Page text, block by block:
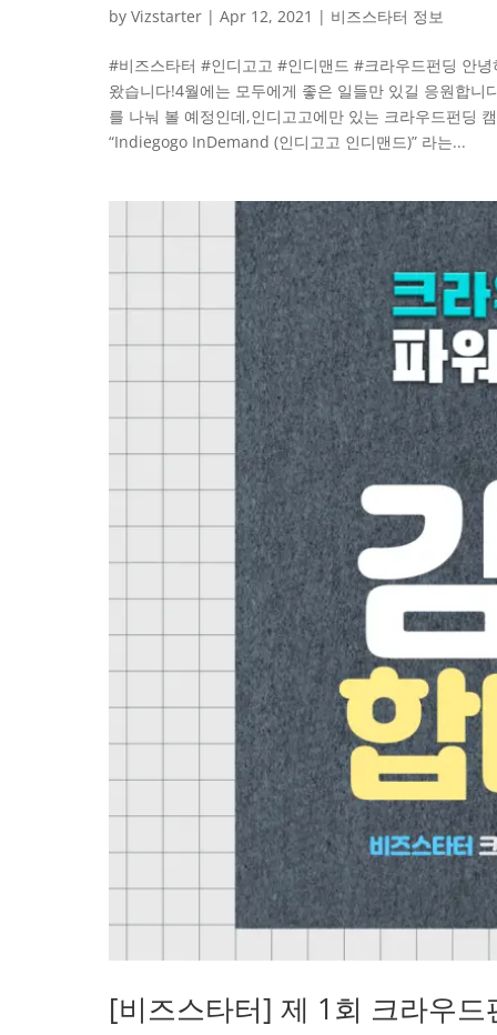
by Vizstarter | Apr 12, 2021 | 비즈스타터 정보
#비즈스타터 #인디고고 #인디맨드 #크라우드펀딩 안
왔습니다!4월에는 모두에게 좋은 일들만 있길 응원합
를 나눠 볼 예정인데,인디고고에만 있는 크라우드펀딩
“Indiegogo InDemand (인디고고 인디맨드)” 라는...
[비즈스타터] 제 1회 크라우